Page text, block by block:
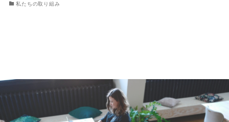
私たちの取り組み